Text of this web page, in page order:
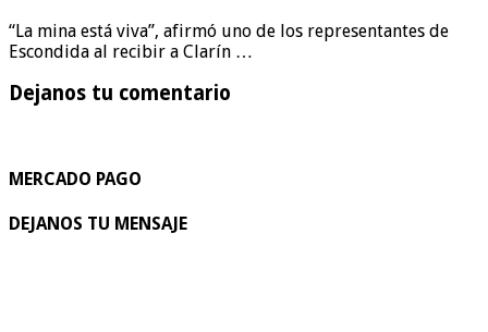
“La mina está viva”, afirmó uno de los representantes de
Escondida al recibir a Clarín …
Dejanos tu comentario
MERCADO PAGO
DEJANOS TU MENSAJE